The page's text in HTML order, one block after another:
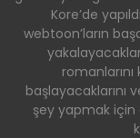
Kore’de
webtoon’ların
başlayacaklarını
şey yapmak için